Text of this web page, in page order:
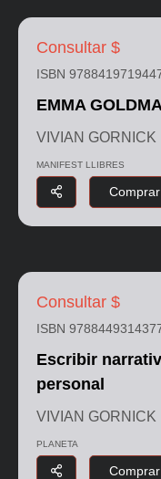
Consultar $
ISBN
EMMA
VIVIAN GORNICK
MANIFEST LLIBRES
Comprar
Consultar $
ISBN
Escribir
personal
VIVIAN GORNICK
PLANETA
Comprar